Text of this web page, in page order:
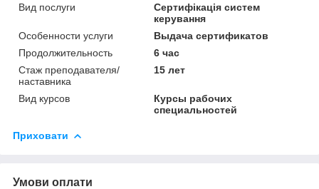
Вид послуги
Сертифікація систем
керування
Особенности услуги
Выдача сертификатов
Продолжительность
6 час
Стаж преподавателя/
наставника
15 лет
Вид курсов
Курсы рабочих
специальностей
Приховати
Умови оплати